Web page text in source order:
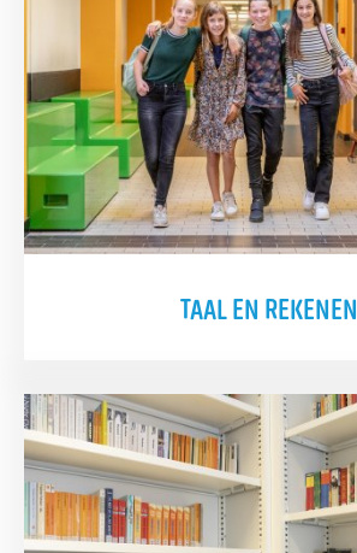
TAAL EN REKENEN